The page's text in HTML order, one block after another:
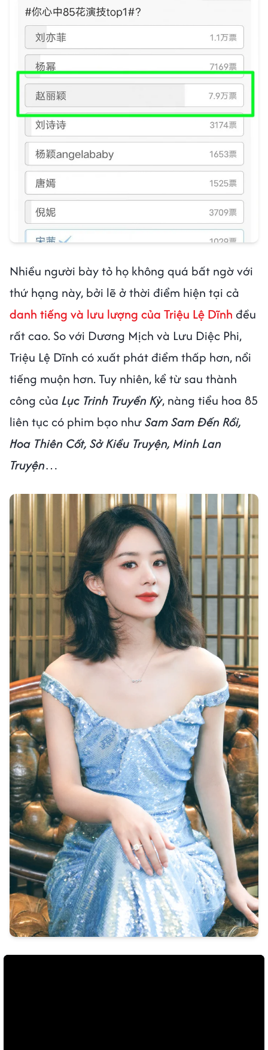
Nhiều người bày tỏ họ không quá bất ngờ với
thứ hạng này, bởi lẽ ở thời điểm hiện tại cả
danh tiếng và lưu lượng của Triệu Lệ Dĩnh đều
rất cao. So với Dương Mịch và Lưu Diệc Phi,
Triệu Lệ Dĩnh có xuất phát điểm thấp hơn, nổi
tiếng muộn hơn. Tuy nhiên, kể từ sau thành
công của Lục Trinh Truyền Kỳ, nàng tiểu hoa 85
liên tục có phim bạo nhưSam Sam Đến Rồi,
Hoa Thiên Cốt, Sở Kiều Truyện, Minh Lan
Truyện…